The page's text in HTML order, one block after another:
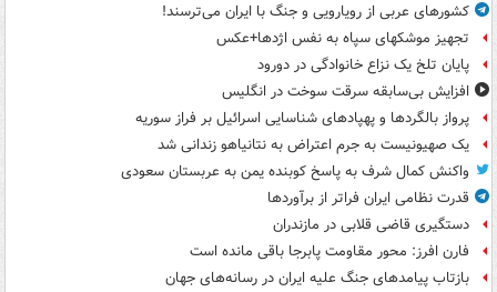
کشورهای عربی از رویارویی و جنگ با ایران می‌ترسند!
تجهیز موشکهای سپاه به نفس اژدها+عکس
پایان تلخ یک نزاع خانوادگی در دورود
افزایش بی‌سابقه سرقت سوخت در انگلیس
پرواز بالگردها و پهپادهای شناسایی اسرائیل بر فراز سوریه
یک صهیونیست به جرم اعتراض به نتانیاهو زندانی شد
واکنش کمال شرف به پاسخ کوبنده یمن به عربستان سعودی
قدرت نظامی ایران فراتر از برآوردها
دستگیری قاضی قلابی در مازندران
فارن افرز: محور مقاومت پابرجا باقی مانده است
بازتاب پیامدهای جنگ علیه ایران در رسانه‌های جهان